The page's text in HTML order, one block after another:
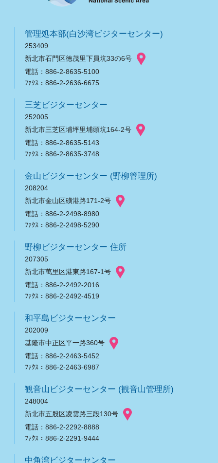
管理処本部(白沙湾ビジターセンター)
253409
新北市石門区徳茂里下員坑33の6号
電話：886-2-8635-5100
ﾌｧｸｽ：886-2-2636-6675
三芝ビジターセンター
252005
新北市三芝区埔坪里埔頭坑164-2号
電話：886-2-8635-5143
ﾌｧｸｽ：886-2-8635-3748
金山ビジターセンター (野柳管理所)
208204
新北市金山区磺港路171-2号
電話：886-2-2498-8980
ﾌｧｸｽ：886-2-2498-5290
野柳ビジターセンター 住所
207305
新北市萬里区港東路167-1号
電話：886-2-2492-2016
ﾌｧｸｽ：886-2-2492-4519
和平島ビジターセンター
202009
基隆市中正区平一路360号
電話：886-2-2463-5452
ﾌｧｸｽ：886-2-2463-6987
観音山ビジターセンター (観音山管理所)
248004
新北市五股区凌雲路三段130号
電話：886-2-2292-8888
ﾌｧｸｽ：886-2-2291-9444
中角湾ビジターセンター